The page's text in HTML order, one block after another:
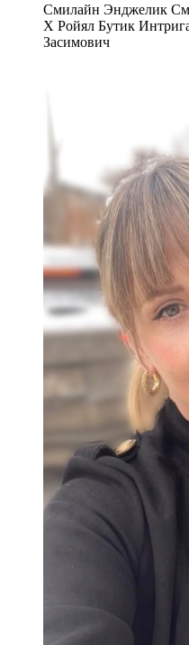
Смилайн Энджелик
Х Ройял Бутик
Засимович